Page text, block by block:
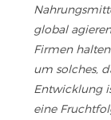
global
Firmen
um solches,
Entwicklung
eine